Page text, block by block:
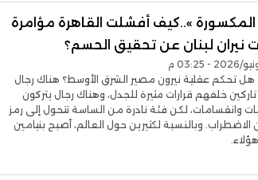
المكسورة »..كيف أفشلت القاهرة مؤامرة
نيران لبنان عن تحقيق الحسم؟
تحكم عقلية نيرون مصير الشرق الأوسط؟ هناك رجال
خلفهم قرارات مثيرة للجدل، وهناك رجال يتركون
وانقسامات، لكن فئة نادرة من الساسة تتحول إلى رمز
وبالنسبة لكثيرين حول العالم، أصبح بنيامين